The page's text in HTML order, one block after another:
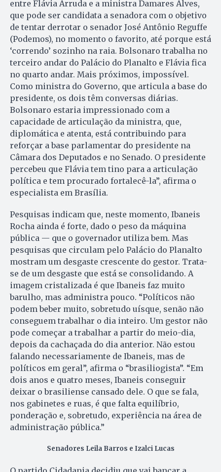
entre Flávia Arruda e a ministra Damares Alves,
que pode ser candidata a senadora com o objetivo
de tentar derrotar o senador José Antônio Reguffe
(Podemos), no momento o favorito, até porque está
‘correndo’ sozinho na raia. Bolsonaro trabalha no
terceiro andar do Palácio do Planalto e Flávia fica
no quarto andar. Mais próximos, impossível.
Como ministra do Governo, que articula a base do
presidente, os dois têm conversas diárias.
Bolsonaro estaria impressionado com a
capacidade de articulação da ministra, que,
diplomática e atenta, está contribuindo para
reforçar a base parlamentar do presidente na
Câmara dos Deputados e no Senado. O presidente
percebeu que Flávia tem tino para a articulação
política e tem procurado fortalecê-la”, afirma o
especialista em Brasília.
Pesquisas indicam que, neste momento, Ibaneis
Rocha ainda é forte, dado o peso da máquina
pública — que o governador utiliza bem. Mas
pesquisas que circulam pelo Palácio do Planalto
mostram um desgaste crescente do gestor. Trata-
se de um desgaste que está se consolidando. A
imagem cristalizada é que Ibaneis faz muito
barulho, mas administra pouco. “Políticos não
podem beber muito, sobretudo uísque, senão não
conseguem trabalhar o dia inteiro. Um gestor não
pode começar a trabalhar a partir do meio-dia,
depois da cachaçada do dia anterior. Não estou
falando necessariamente de Ibaneis, mas de
políticos em geral”, afirma o “brasiliogista”. “Em
dois anos e quatro meses, Ibaneis conseguir
deixar o brasiliense cansado dele. O que se fala,
nos gabinetes e ruas, é que falta equilíbrio,
ponderação e, sobretudo, experiência na área de
administração pública.”
Senadores Leila Barros e Izalci Lucas